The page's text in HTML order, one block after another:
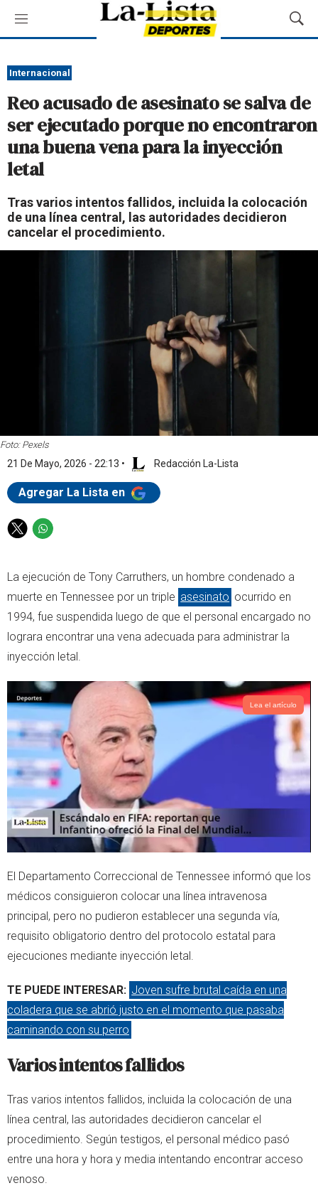
M
e
ú
M
o
a
r
B
e
Internacional
Reo acusado de asesinato se salva de
ser ejecutado porque no encontraron
una buena vena para la inyección
letal
Tras varios intentos fallidos, incluida la colocación
de una línea central, las autoridades decidieron
cancelar el procedimiento.
Foto: Pexels
21 De Mayo, 2026 - 22:13 • Redacción La-Lista
Agregar La Lista en
T
t
t
e
r
W
t
s
a
p
p
La ejecución de Tony Carruthers, un hombre condenado a
muerte en Tennessee por un triple asesinato ocurrido en
1994, fue suspendida luego de que el personal encargado no
lograra encontrar una vena adecuada para administrar la
inyección letal.
Lea el artículo
El Departamento Correccional de Tennessee informó que los
médicos consiguieron colocar una línea intravenosa
principal, pero no pudieron establecer una segunda vía,
requisito obligatorio dentro del protocolo estatal para
ejecuciones mediante inyección letal.
TE PUEDE INTERESAR: Joven sufre brutal caída en una
coladera que se abrió justo en el momento que pasaba
caminando con su perro
Varios intentos fallidos
Tras varios intentos fallidos, incluida la colocación de una
línea central, las autoridades decidieron cancelar el
procedimiento. Según testigos, el personal médico pasó
entre una hora y hora y media intentando encontrar acceso
venoso.